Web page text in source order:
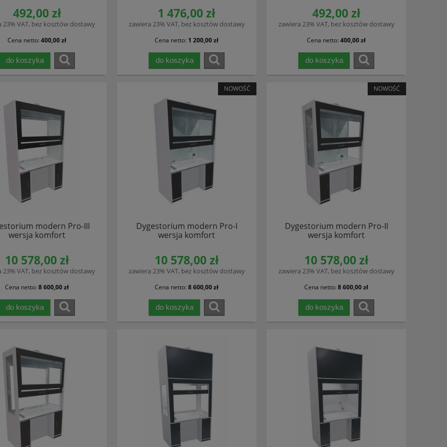
492,00 zł
23% VAT, bez kosztów dostawy
Cena netto: 400,00 zł
do koszyka
1 476,00 zł
zawiera 23% VAT, bez kosztów dostawy
Cena netto: 1 200,00 zł
do koszyka
492,00 zł
zawiera 23% VAT, bez kosztów dostawy
Cena netto: 400,00 zł
do koszyka
modern Pro-III
wersja komfort
10 578,00 zł
23% VAT, bez kosztów dostawy
Cena netto: 8 600,00 zł
do koszyka
Dygestorium modern Pro-I
wersja komfort
10 578,00 zł
zawiera 23% VAT, bez kosztów dostawy
Cena netto: 8 600,00 zł
do koszyka
NOWOŚĆ
Dygestorium modern Pro-II
wersja komfort
10 578,00 zł
zawiera 23% VAT, bez kosztów dostawy
Cena netto: 8 600,00 zł
do koszyka
NOWOŚĆ